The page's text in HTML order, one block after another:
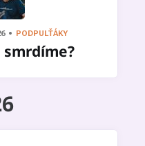
PODPULŤÁKY
smrdíme?